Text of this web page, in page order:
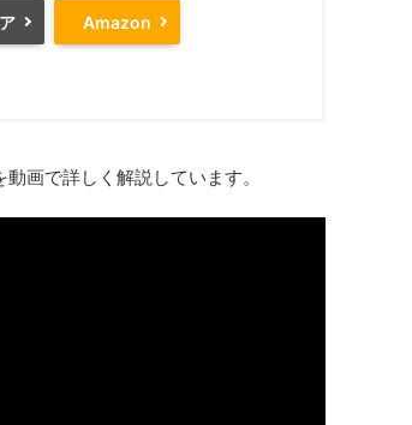
Amazon
画で詳しく解説しています。